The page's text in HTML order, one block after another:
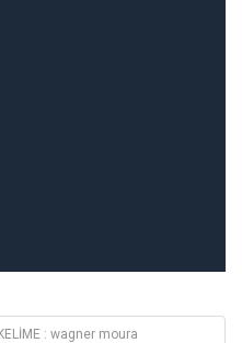
: wagner moura